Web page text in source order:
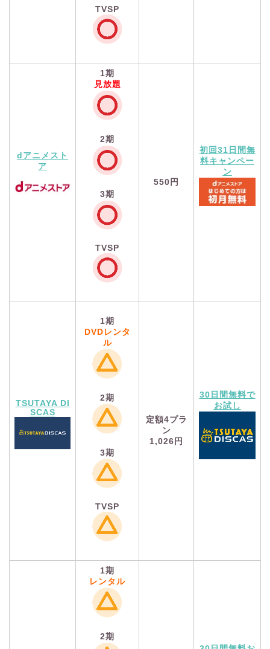
TVSP
dアニメスト
ア
1期
見放題
2期
3期
TVSP
550円
初回31日間無
料キャンペー
ン
TSUTAYA DI
SCAS
1期
DVDレンタ
ル
2期
3期
TVSP
定額4プラ
ン
1,026円
30日間無料で
お試し
1期
レンタル
2期